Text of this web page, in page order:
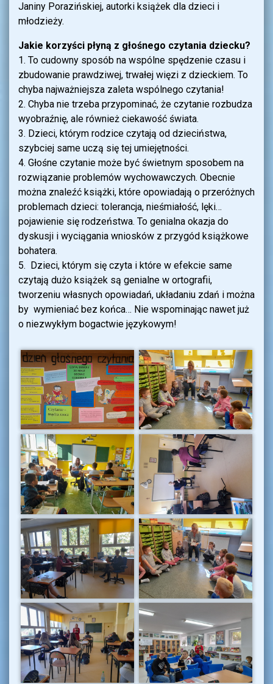
Janiny Porazińskiej, autorki książek dla dzieci i
młodzieży.
Jakie korzyści płyną z głośnego czytania dziecku?
1. To cudowny sposób na wspólne spędzenie czasu i
zbudowanie prawdziwej, trwałej więzi z dzieckiem. To
chyba najważniejsza zaleta wspólnego czytania!
2. Chyba nie trzeba przypominać, że czytanie rozbudza
wyobraźnię, ale również ciekawość świata.
3. Dzieci, którym rodzice czytają od dzieciństwa,
szybciej same uczą się tej umiejętności.
4. Głośne czytanie może być świetnym sposobem na
rozwiązanie problemów wychowawczych. Obecnie
można znaleźć książki, które opowiadają o przeróżnych
problemach dzieci: tolerancja, nieśmiałość, lęki…
pojawienie się rodzeństwa. To genialna okazja do
dyskusji i wyciągania wniosków z przygód książkowe
bohatera.
5. Dzieci, którym się czyta i które w efekcie same
czytają dużo książek są genialne w ortografii,
tworzeniu własnych opowiadań, układaniu zdań i można
by wymieniać bez końca… Nie wspominając nawet już
o niezwykłym bogactwie językowym!